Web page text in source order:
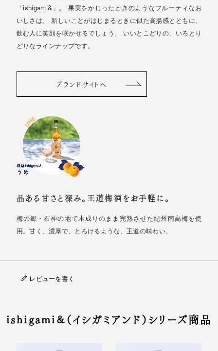
「ishigami&」。 果実をかじったときのようなフルーティなお
いしさは、 新しいことがはじまるときに似た高揚感とともに、
飲む人に笑顔を咲かせるでしょう。 いいとこどりの、いろとり
どりなラインナップです。
ブランドサイトへ
品ある甘さと深み。王道梅酒をお手軽に。
梅の郷・石神の地で木成りのまま完熟させた紀州南高梅を使
用。甘く、濃厚で、とろけるような、王道の味わい。
レビューを書く
ishigami&（イシガミアンド）シリーズ商品